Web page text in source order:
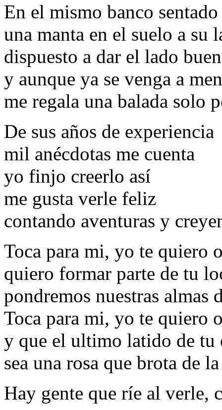
En el mismo banco sentado
una manta en el suelo a su
dispuesto a dar el lado
y aunque ya se venga a
me regala una balada solo
De sus años de experiencia
mil anécdotas me cuenta
yo finjo creerlo así
me gusta verle feliz
contando aventuras y
Toca para mi, yo te quiero
quiero formar parte de tu
pondremos nuestras almas
Toca para mi, yo te quiero
y que el ultimo latido de tu
sea una rosa que brota de
Hay gente que ríe al verle,